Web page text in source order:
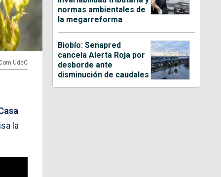
UdeC
la
normas ambientales de
la megarreforma
Biobío: Senapred
cancela Alerta Roja por
desborde ante
disminución de caudales